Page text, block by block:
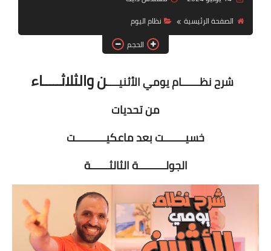
وصفات الطعام
Diet plan
تعليمات النظام
الصفحة الرئيسية
نظام اليوم
الحجم
شرح نظــــــام يومي الأثنيــــن والثلاثـــــاء
من تحديات
خسيـــــــت بعد ماعكيــــــــــت
الجولـــــــــة الثالثــــــة